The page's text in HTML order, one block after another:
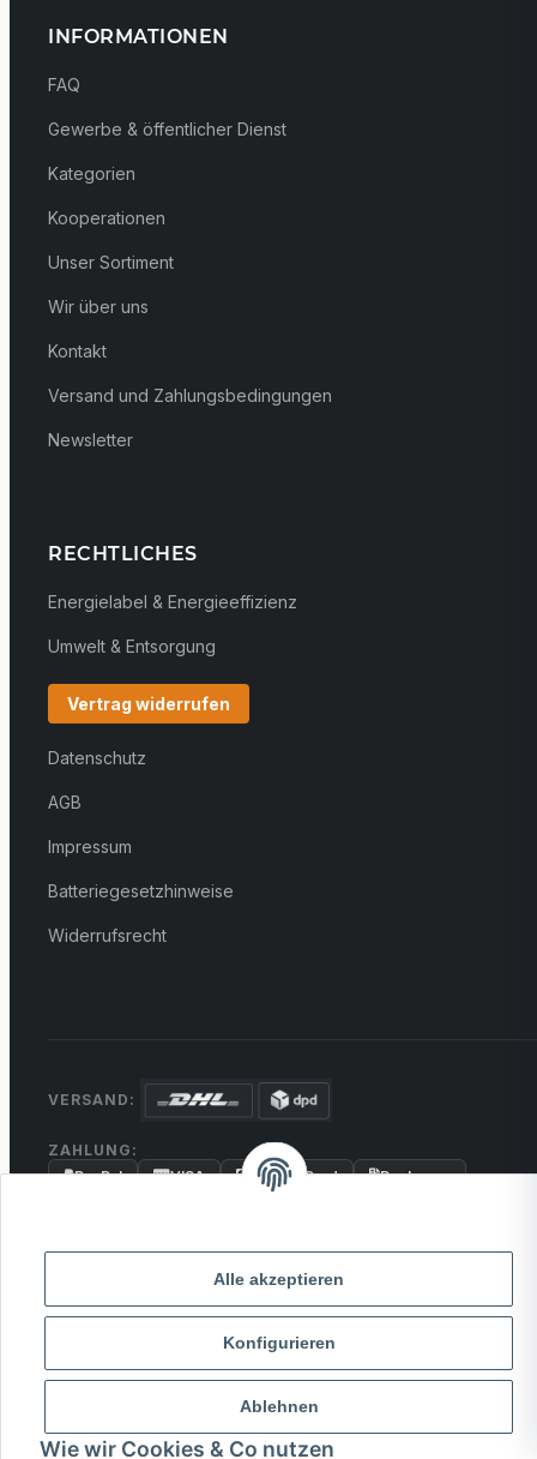
Alle akzeptieren
Konfigurieren
Ablehnen
Wie wir Cookies & Co nutzen
INFORMATIONEN
FAQ
Gewerbe & öffentlicher Dienst
Kategorien
Kooperationen
Unser Sortiment
Wir über uns
Kontakt
Versand und Zahlungsbedingungen
Newsletter
RECHTLICHES
Energielabel & Energieeffizienz
Umwelt & Entsorgung
Vertrag widerrufen
Datenschutz
AGB
Impressum
Batteriegesetzhinweise
Widerrufsrecht
VERSAND:
ZAHLUNG:
PayPal
VISA MasterCard
Rechnung
* Alle Preise inkl. gesetzlicher USt., zzgl.Versand
© 2026 MCTRADE24. Alle Rechte vorbehalten.